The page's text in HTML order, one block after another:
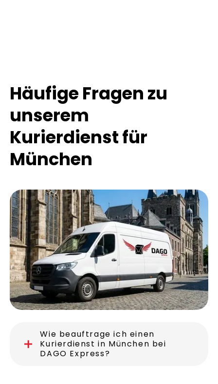
Häufige Fragen zu
unserem
Kurierdienst für
München
Wie beauftrage ich einen
Kurierdienst in München bei
DAGO Express?